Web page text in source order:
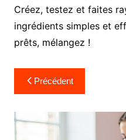
Créez, testez et faites
ingrédients simples et
prêts, mélangez !
Navigation
de
l’article
Précédent